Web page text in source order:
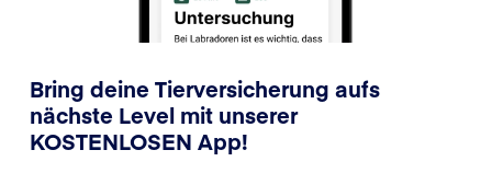
Bring deine Tierversicherung aufs
nächste Level mit unserer
KOSTENLOSEN App!